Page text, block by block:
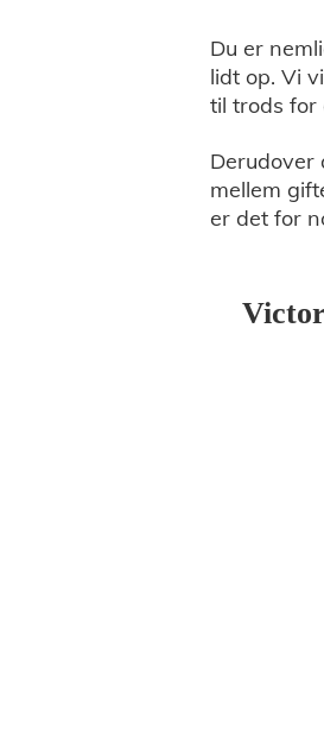
Du er
lidt op. Vi
til trods for
mellem
er det for